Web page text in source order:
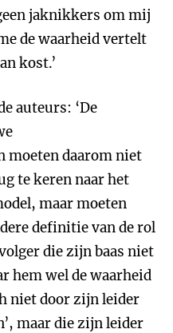
jaknikkers om mij
de waarheid vertelt
kost.’
auteurs: ‘De
moeten daarom niet
te keren naar het
maar moeten
definitie van de rol
die zijn baas niet
hem wel de waarheid
niet door zijn leider
maar die zijn leider